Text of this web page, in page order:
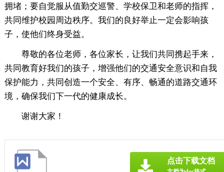
拥堵；要自觉服从值勤交巡警、学校保卫和老师的指挥，
共同维护校园周边秩序。我们的良好举止一定会影响孩
子，使他们终身受益。
尊敬的各位老师，各位家长，让我们共同携起手来，
共同教育好我们的孩子，增强他们的交通安全意识和自我
保护能力，共同创造一个安全、有序、畅通的道路交通环
境，确保我们下一代的健康成长。
谢谢大家！
点击下载文档